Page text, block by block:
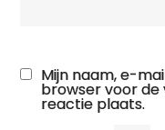
Mijn naam, e-
browser voor de
reactie plaats.